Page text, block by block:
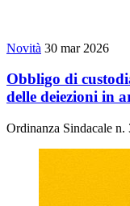
Novità 30 mar 2026
Obbligo di
delle deiezioni in
Ordinanza Sindacale